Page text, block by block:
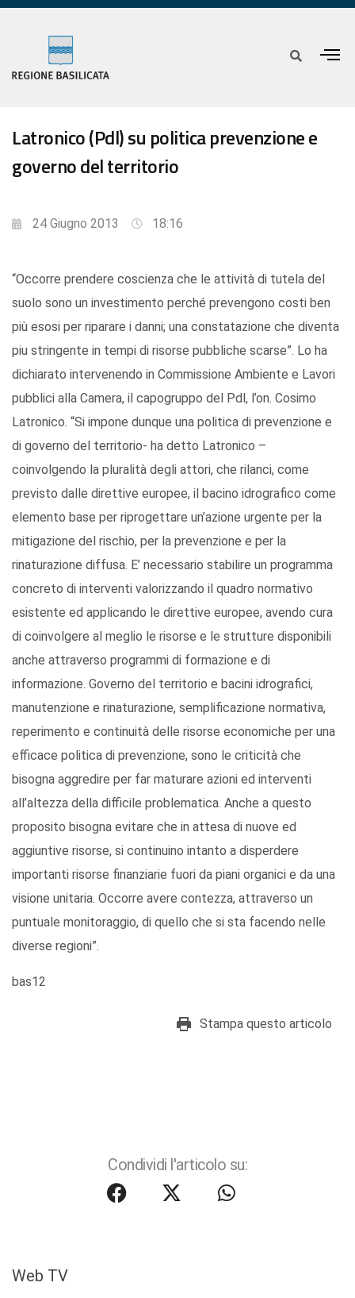
Latronico (Pdl) su politica prevenzione e
governo del territorio
24 Giugno 2013 18:16
“Occorre prendere coscienza che le attività di tutela del
suolo sono un investimento perché prevengono costi ben
più esosi per riparare i danni; una constatazione che diventa
piu stringente in tempi di risorse pubbliche scarse”. Lo ha
dichiarato intervenendo in Commissione Ambiente e Lavori
pubblici alla Camera, il capogruppo del Pdl, l’on. Cosimo
Latronico. “Si impone dunque una politica di prevenzione e
di governo del territorio- ha detto Latronico –
coinvolgendo la pluralità degli attori, che rilanci, come
previsto dalle direttive europee, il bacino idrografico come
elemento base per riprogettare un’azione urgente per la
mitigazione del rischio, per la prevenzione e per la
rinaturazione diffusa. E’ necessario stabilire un programma
concreto di interventi valorizzando il quadro normativo
esistente ed applicando le direttive europee, avendo cura
di coinvolgere al meglio le risorse e le strutture disponibili
anche attraverso programmi di formazione e di
informazione. Governo del territorio e bacini idrografici,
manutenzione e rinaturazione, semplificazione normativa,
reperimento e continuità delle risorse economiche per una
efficace politica di prevenzione, sono le criticità che
bisogna aggredire per far maturare azioni ed interventi
all’altezza della difficile problematica. Anche a questo
proposito bisogna evitare che in attesa di nuove ed
aggiuntive risorse, si continuino intanto a disperdere
importanti risorse finanziarie fuori da piani organici e da una
visione unitaria. Occorre avere contezza, attraverso un
puntuale monitoraggio, di quello che si sta facendo nelle
diverse regioni”.
bas12
Stampa questo articolo
Condividi l'articolo su:
Web TV